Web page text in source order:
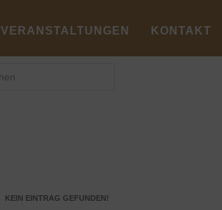
VERANSTALTUNGEN KONTAKT
KEIN EINTRAG GEFUNDEN!